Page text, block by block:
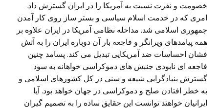
خصومت و نفرت نسبت به آمريکا را در ايران گسترش داد.
امری که در خدمت اسلام سياسی و بستر ساز روی کار آمدن
جمهوری اسلامی شد. مداخله نظامی آمريکا در ايران علاوه بر
همه پيامدهای ويرانگر و فاجعه بار آن دوباره ايران را به آتش
فشان احساسات ضد آمريکايی تبديل می کند. پسامد چنين
فاجعه ای نابودی جنبش های دموکراسی خواهانه به سود
گسترش بنيادگرايی شيعه و سنی در کل کشورهای اسلامی و
به خطر افتادن صلح و دموکراسی در جهان خواهد بود. آيا
ايرانيان خواهند توانست اين حقايق ساده را به تصميم گيران